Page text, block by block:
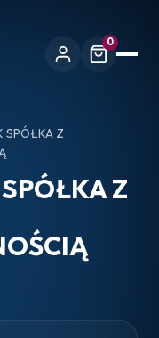
0
SPÓŁKA Z
Z